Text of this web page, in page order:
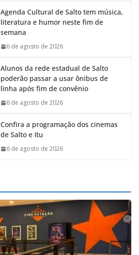
Agenda Cultural de Salto tem música,
literatura e humor neste fim de
semana
6 de agosto de 2026
Alunos da rede estadual de Salto
poderão passar a usar ônibus de
linha após fim de convênio
6 de agosto de 2026
Confira a programação dos cinemas
de Salto e Itu
6 de agosto de 2026